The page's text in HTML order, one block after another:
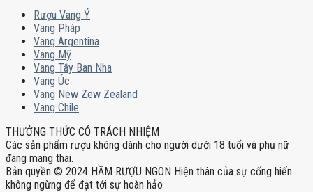
Rượu Vang Ý
Vang Pháp
Vang Argentina
Vang Mỹ
Vang Tây Ban Nha
Vang Úc
Vang New Zew Zealand
Vang Chile
THƯỞNG THỨC CÓ TRÁCH NHIỆM
Các sản phẩm rượu không dành cho người dưới 18 tuổi và phụ nữ
đang mang thai.
Bản quyền © 2024 HẦM RƯỢU NGON Hiện thân của sự cống hiến
không ngừng để đạt tới sự hoàn hảo